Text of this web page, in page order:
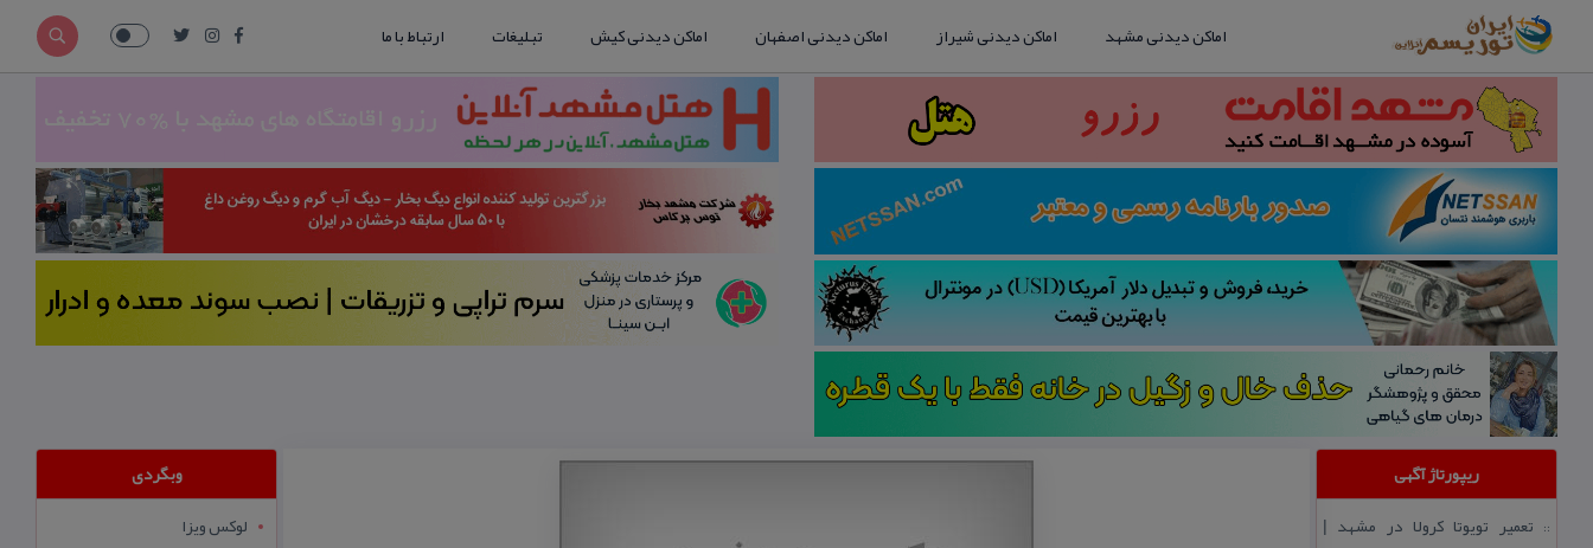
اماکن دیدنی مشهد اماکن دیدنی شیراز اماکن دیدنی اصفهان اماکن دیدنی کیش تبلیغات ارتباط با ما
ریپورتاژ آگهی
:: تعمیر تویوتا كرولا در مشهد |
وبگردی
لوکس ویزا